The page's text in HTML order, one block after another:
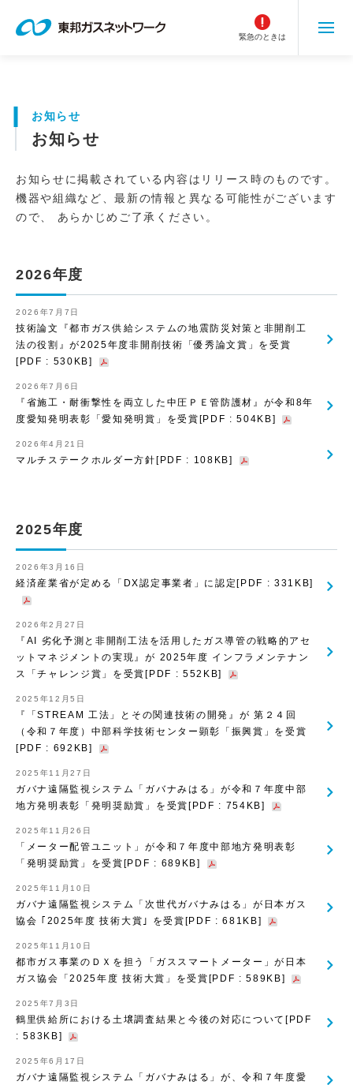
緊急のときは
お知らせ
お知らせ
お知らせに掲載されている内容はリリース時のものです。
機器や組織など、最新の情報と異なる可能性がございます
ので、 あらかじめご了承ください。
2026年度
2026年7月7日
技術論文『都市ガス供給システムの地震防災対策と非開削工
法の役割』が2025年度非開削技術「優秀論文賞」を受賞
[PDF : 530KB]
2026年7月6日
『省施工・耐衝撃性を両立した中圧ＰＥ管防護材』が令和8年
度愛知発明表彰「愛知発明賞」を受賞[PDF : 504KB]
2026年4月21日
マルチステークホルダー方針[PDF : 108KB]
2025年度
2026年3月16日
経済産業省が定める「DX認定事業者」に認定[PDF : 331KB]
2026年2月27日
『AI 劣化予測と非開削工法を活用したガス導管の戦略的アセ
ットマネジメントの実現』が 2025年度 インフラメンテナン
ス「チャレンジ賞」を受賞[PDF : 552KB]
2025年12月5日
『「STREAM 工法」とその関連技術の開発』が 第２４回
（令和７年度）中部科学技術センター顕彰「振興賞」を受賞
[PDF : 692KB]
2025年11月27日
ガバナ遠隔監視システム「ガバナみはる」が令和７年度中部
地方発明表彰「発明奨励賞」を受賞[PDF : 754KB]
2025年11月26日
「メーター配管ユニット」が令和７年度中部地方発明表彰
「発明奨励賞」を受賞[PDF : 689KB]
2025年11月10日
ガバナ遠隔監視システム「次世代ガバナみはる」が日本ガス
協会 ｢2025年度 技術大賞｣ を受賞[PDF : 681KB]
2025年11月10日
都市ガス事業のＤＸを担う「ガススマートメーター」が日本
ガス協会「2025年度 技術大賞」を受賞[PDF : 589KB]
2025年7月3日
鶴里供給所における土壌調査結果と今後の対応について[PDF
: 583KB]
2025年6月17日
ガバナ遠隔監視システム「ガバナみはる」が、令和７年度愛